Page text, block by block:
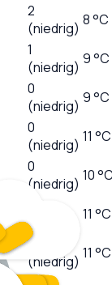
2
(niedrig) 8 °C
1
(niedrig) 9 °C
0
(niedrig) 9 °C
0
(niedrig) 11 °C
0
(niedrig) 10
(niedrig)
11 °C
0
(niedrig) 11 °C